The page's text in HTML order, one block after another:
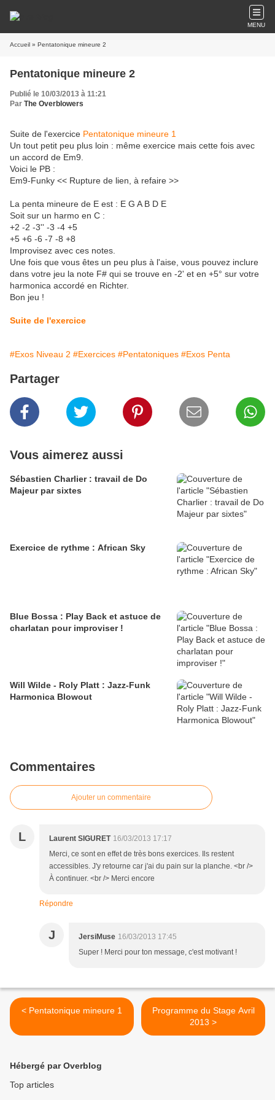
MENU
Accueil » Pentatonique mineure 2
Pentatonique mineure 2
Publié le 10/03/2013 à 11:21
Par The Overblowers
Suite de l'exercice Pentatonique mineure 1
Un tout petit peu plus loin : même exercice mais cette fois avec
un accord de Em9.
Voici le PB :
Em9-Funky << Rupture de lien, à refaire >>
La penta mineure de E est : E G A B D E
Soit sur un harmo en C :
+2 -2 -3'' -3 -4 +5
+5 +6 -6 -7 -8 +8
Improvisez avec ces notes.
Une fois que vous êtes un peu plus à l'aise, vous pouvez inclure
dans votre jeu la note F# qui se trouve en -2' et en +5° sur votre
harmonica accordé en Richter.
Bon jeu !
Suite de l'exercice
#Exos Niveau 2 #Exercices #Pentatoniques #Exos Penta
Partager
Vous aimerez aussi
Sébastien Charlier : travail de Do
Majeur par sixtes
Exercice de rythme : African Sky
Blue Bossa : Play Back et astuce de
charlatan pour improviser !
Will Wilde - Roly Platt : Jazz-Funk
Harmonica Blowout
Commentaires
Ajouter un commentaire
L Laurent SIGURET 16/03/2013 17:17
Merci, ce sont en effet de très bons exercices. Ils restent
accessibles. J'y retourne car j'ai du pain sur la planche. <br />
À continuer. <br /> Merci encore
Répondre
J JersiMuse 16/03/2013 17:45
Super ! Merci pour ton message, c'est motivant !
< Pentatonique mineure 1
Programme du Stage Avril
2013 >
Hébergé par Overblog
Top articles